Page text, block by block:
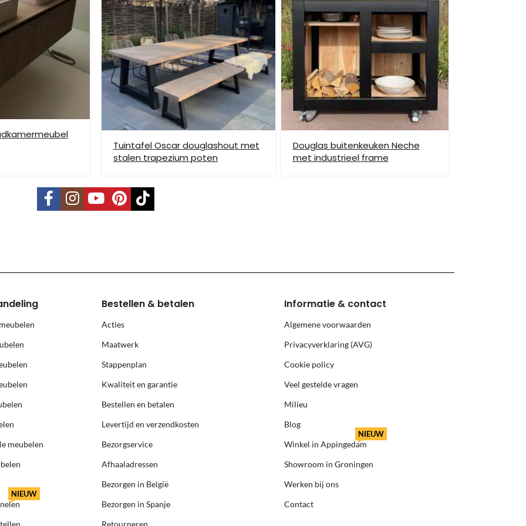
verzendmethode te kiezen. Het kan voorkomen dat u een handje moet helpen om de goederen op de juiste plek te
is niet mogelijk. Dient je meubel met een verhuislift op de gewenste locatie te komen, dan dien je dit zelf en op
op etage rekenen wij hier extra kosten voor, prijs op aanvraag.
mogelijk. Kleine pakketten kunnen via DHL verstuurd worden, hiervoor brengen wij verzendkosten in rekening.
Terschelling, Ameland, Schiermonnikoog en Borkum)
Tuintafel Oscar douglashout met
stalen trapezium poten
Douglas buitenkeuken Neche
met industrieel frame
meubelen
NIEUW
Bestellen & betalen
Acties
Maatwerk
Stappenplan
Kwaliteit en garantie
Bestellen en betalen
Levertijd en verzendkosten
Bezorgservice
Afhaaladressen
Bezorgen in België
Bezorgen in Spanje
Retourneren
Informatie & contact
Algemene voorwaarden
Privacyverklaring (AVG)
Cookie policy
Veel gestelde vragen
Milieu
Blog
Winkel in Appingedam
NIEUW
Showroom in Groningen
Werken bij ons
Contact